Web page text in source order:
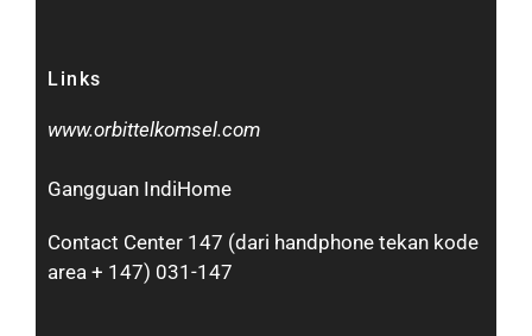
Links
www.orbittelkomsel.com
Gangguan IndiHome
Contact Center 147 (dari handphone tekan kode
area + 147) 031-147